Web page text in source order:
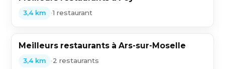
3,4 km •1 restaurant
Meilleurs restaurants à Ars-sur-Moselle
3,4 km •2 restaurants